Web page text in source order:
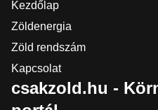
Kezdőlap
Zöldenergia
Zöld rendszám
Kapcsolat
csakzold.hu -